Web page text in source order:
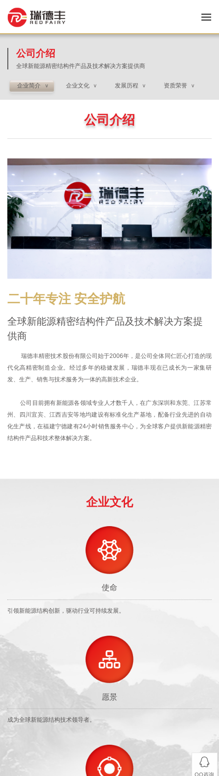
公司介绍
全球新能源精密结构件产品及技术解决方案提供商
企业简介 > 企业文化 > 发展历程 > 资质荣誉 >
公司介绍
二十年专注 安全护航
全球新能源精密结构件产品及技术解决方案提
供商
瑞德丰精密技术股份有限公司始于2006年，是公司全体同仁匠心打造的现
代化高精密制造企业。经过多年的稳健发展，瑞德丰现在已成长为一家集研
发、生产、销售与技术服务为一体的高新技术企业。
公司目前拥有新能源各领域专业人才数千人，在广东深圳和东莞、江苏常
州、四川宜宾、江西吉安等地均建设有标准化生产基地，配备行业先进的自动
化生产线，在福建宁德建有24小时销售服务中心，为全球客户提供新能源精密
结构件产品和技术整体解决方案。
企业文化
使命
引领新能源结构创新，驱动行业可持续发展。
愿景
成为全球新能源结构技术领导者。
QQ咨询